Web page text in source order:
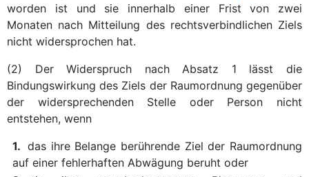
worden ist und sie innerhalb einer Frist von zwei
Monaten nach Mitteilung des rechtsverbindlichen Ziels
nicht widersprochen hat.
(2) Der Widerspruch nach Absatz 1 lässt die
Bindungswirkung des Ziels der Raumordnung gegenüber
der widersprechenden Stelle oder Person nicht
entstehen, wenn
1. das ihre Belange berührende Ziel der Raumordnung
auf einer fehlerhaften Abwägung beruht oder